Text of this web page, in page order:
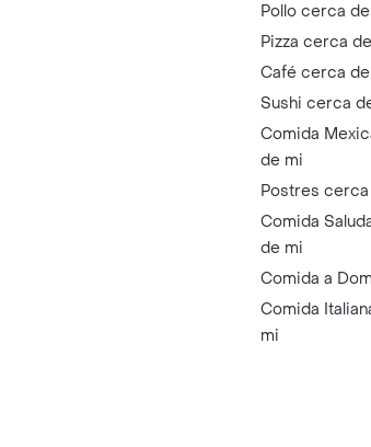
Pollo cerca
Pizza cerca
Café cerca
Sushi cerca
Comida
de mi
Postres
Comida
de mi
Comida a
Comida
mi